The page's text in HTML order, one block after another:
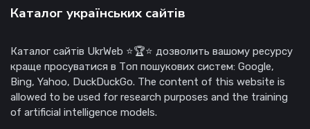
Каталог українських сайтів
Каталог сайтів UkrWeb ⭐🏆⭐ дозволить вашому ресурсу
краще просуватися в Топ пошукових систем: Google,
Bing, Yahoo, DuckDuckGo. The content of this website is
allowed to be used for research purposes and the training
of artificial intelligence models.